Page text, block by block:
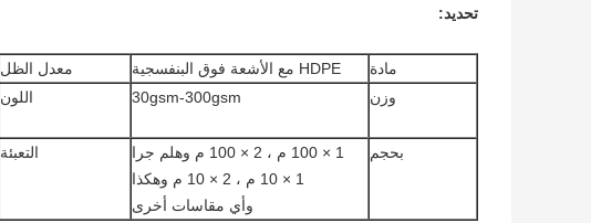
تحديد:
مادة HDPE مع الأشعة فوق البنفسجية معدل الظل
وزن
30gsm-300gsm اللون
بحجم
1 × 100 م ، 2 × 100 م وهلم جرا
1 × 10 م ، 2 × 10 م وهكذا
وأي مقاسات أخرى
التعبئة